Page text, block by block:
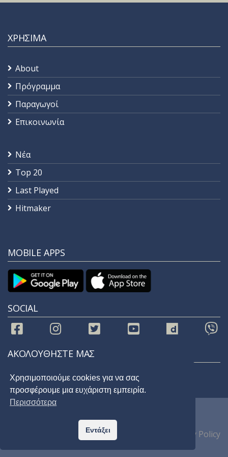
ΧΡΗΣΙΜΑ
About
Πρόγραμμα
Παραγωγοί
Επικοινωνία
Νέα
Top 20
Last Played
Hitmaker
MOBILE APPS
SOCIAL
ΑΚΟΛΟΥΘΗΣΤΕ ΜΑΣ
STAR 92.9| All Rights Reserved
Privacy Policy
Χρησιμοποιούμε cookies για να σας
προσφέρουμε μια ευχάριστη εμπειρία.
Περισσότερα
Εντάξει